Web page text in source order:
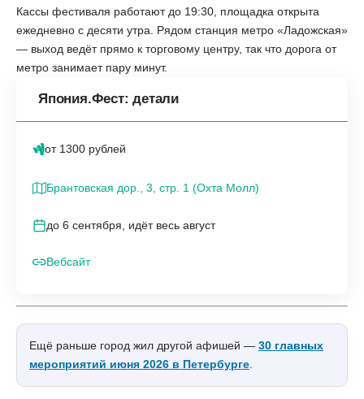
Кассы фестиваля работают до 19:30, площадка открыта
ежедневно с десяти утра. Рядом станция метро «Ладожская»
— выход ведёт прямо к торговому центру, так что дорога от
метро занимает пару минут.
Япония.Фест: детали
от 1300 рублей
Брантовская дор., 3, стр. 1 (Охта Молл)
до 6 сентября, идёт весь август
Вебсайт
Ещё раньше город жил другой афишей — 30 главных
мероприятий июня 2026 в Петербурге